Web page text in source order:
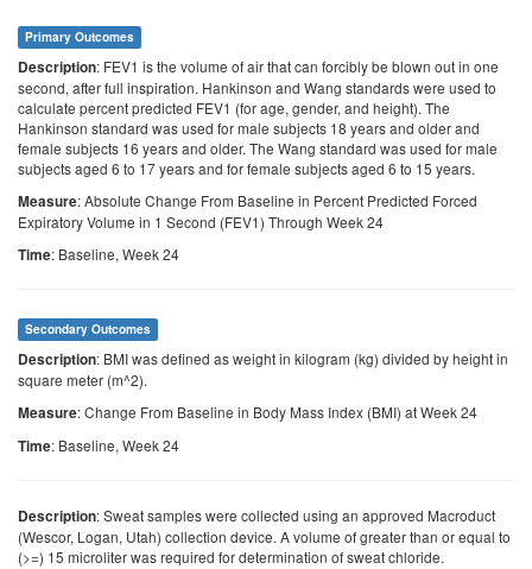
Primary Outcomes
Description: FEV1 is the volume of air that can forcibly be blown out in one
second, after full inspiration. Hankinson and Wang standards were used to
calculate percent predicted FEV1 (for age, gender, and height). The
Hankinson standard was used for male subjects 18 years and older and
female subjects 16 years and older. The Wang standard was used for male
subjects aged 6 to 17 years and for female subjects aged 6 to 15 years.
Measure: Absolute Change From Baseline in Percent Predicted Forced
Expiratory Volume in 1 Second (FEV1) Through Week 24
Time: Baseline, Week 24
Secondary Outcomes
Description: BMI was defined as weight in kilogram (kg) divided by height in
square meter (m^2).
Measure: Change From Baseline in Body Mass Index (BMI) at Week 24
Time: Baseline, Week 24
Description: Sweat samples were collected using an approved Macroduct
(Wescor, Logan, Utah) collection device. A volume of greater than or equal to
(>=) 15 microliter was required for determination of sweat chloride.